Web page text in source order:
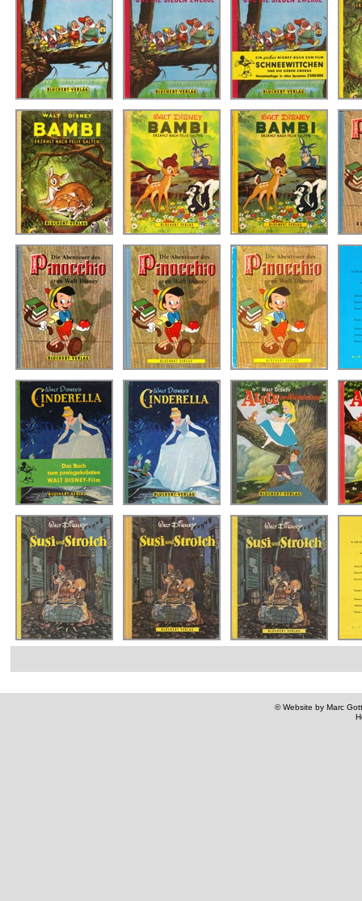
© Website by Marc